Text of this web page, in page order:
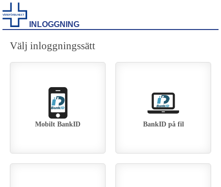
INLOGGNING
Välj inloggningssätt
Mobilt BankID BankID på fil